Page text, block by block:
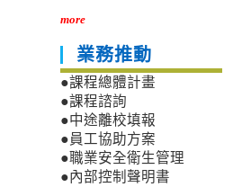
more
業務推動
●課程總體計畫
●課程諮詢
●中途離校填報
●員工協助方案
●職業安全衛生管理
●內部控制聲明書